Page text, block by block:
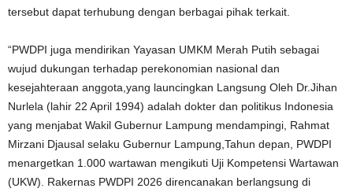
tersebut dapat terhubung dengan berbagai pihak terkait.
“PWDPI juga mendirikan Yayasan UMKM Merah Putih sebagai
wujud dukungan terhadap perekonomian nasional dan
kesejahteraan anggota,yang launcingkan Langsung Oleh Dr.Jihan
Nurlela (lahir 22 April 1994) adalah dokter dan politikus Indonesia
yang menjabat Wakil Gubernur Lampung mendampingi, Rahmat
Mirzani Djausal selaku Gubernur Lampung,Tahun depan, PWDPI
menargetkan 1.000 wartawan mengikuti Uji Kompetensi Wartawan
(UKW). Rakernas PWDPI 2026 direncanakan berlangsung di